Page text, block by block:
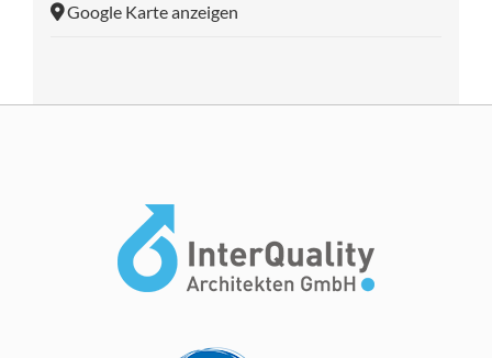
Google Karte anzeigen